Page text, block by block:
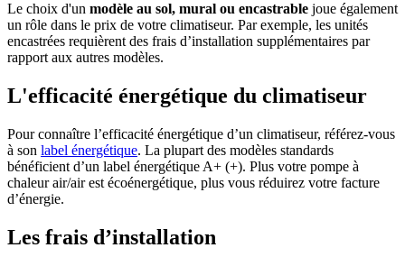
Le choix d'un modèle au sol, mural ou encastrable joue également
un rôle dans le prix de votre climatiseur. Par exemple, les unités
encastrées requièrent des frais d’installation supplémentaires par
rapport aux autres modèles.
L'efficacité énergétique du climatiseur
Pour connaître l’efficacité énergétique d’un climatiseur, référez-vous
à son label énergétique. La plupart des modèles standards
bénéficient d’un label énergétique A+ (+). Plus votre pompe à
chaleur air/air est écoénergétique, plus vous réduirez votre facture
d’énergie.
Les frais d’installation